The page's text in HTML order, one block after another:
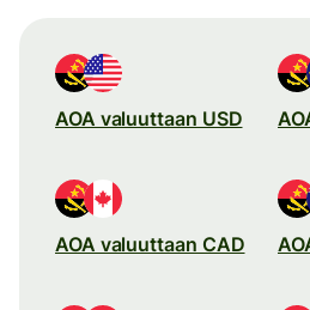
AOA valuuttaan USD
AOA valuuttaan CAD